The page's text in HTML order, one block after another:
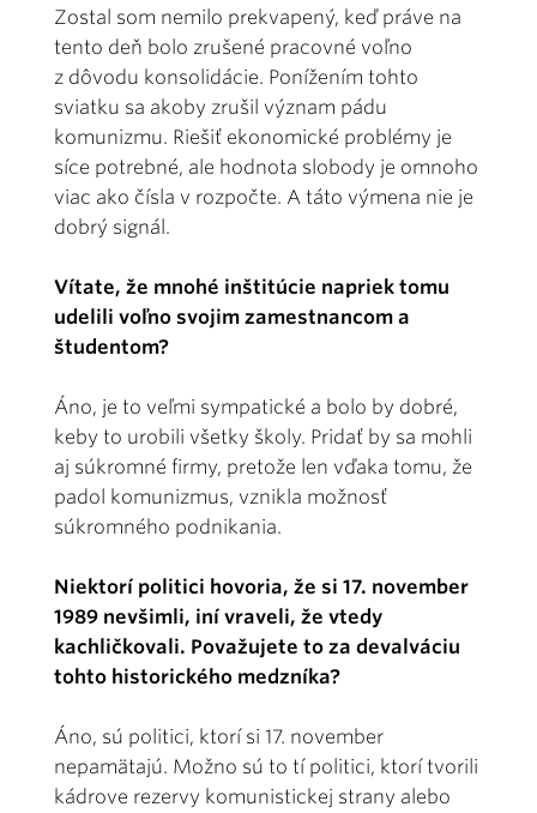
Zostal som nemilo prekvapený, keď práve na
tento deň bolo zrušené pracovné voľno
z dôvodu konsolidácie. Ponížením tohto
sviatku sa akoby zrušil význam pádu
komunizmu. Riešiť ekonomické problémy je
síce potrebné, ale hodnota slobody je omnoho
viac ako čísla v rozpočte. A táto výmena nie je
dobrý signál.
Vítate, že mnohé inštitúcie napriek tomu
udelili voľno svojim zamestnancom a
študentom?
Áno, je to veľmi sympatické a bolo by dobré,
keby to urobili všetky školy. Pridať by sa mohli
aj súkromné firmy, pretože len vďaka tomu, že
padol komunizmus, vznikla možnosť
súkromného podnikania.
Niektorí politici hovoria, že si 17. november
1989 nevšimli, iní vraveli, že vtedy
kachličkovali. Považujete to za devalváciu
tohto historického medzníka?
Áno, sú politici, ktorí si 17. november
nepamätajú. Možno sú to tí politici, ktorí tvorili
kádrove rezervy komunistickej strany alebo